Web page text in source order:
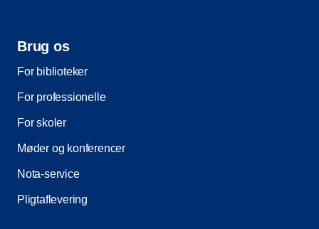
Brug os
For biblioteker
For professionelle
For skoler
Møder og konferencer
Nota-service
Pligtaflevering